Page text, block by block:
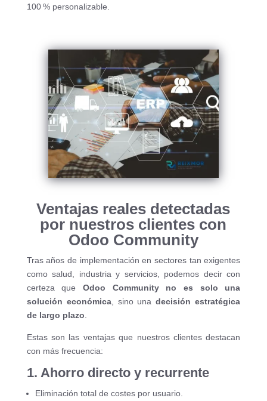
100 % personalizable.
Ventajas reales detectadas
por nuestros clientes con
Odoo Community
Tras años de implementación en sectores tan exigentes
como salud, industria y servicios, podemos decir con
certeza queOdoo Community no es solo una
solución económica, sino unadecisión estratégica
de largo plazo
Estas son las ventajas que nuestros clientes destacan
con más frecuencia:
1. Ahorro directo y recurrente
Eliminación total de costes por usuario.